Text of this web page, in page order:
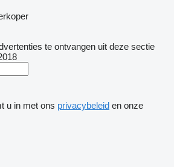
te ontvangen uit deze sectie
u in met ons privacybeleid en onze